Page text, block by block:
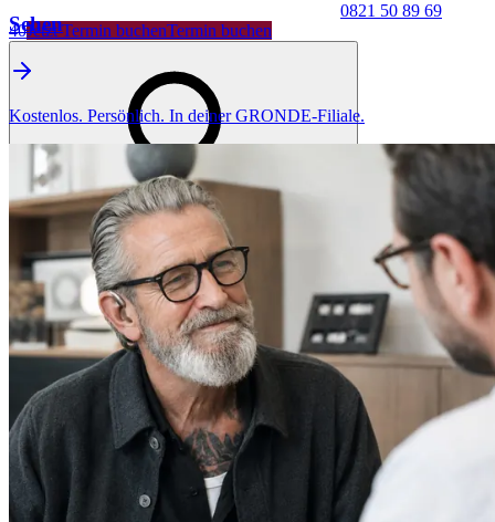
0821 50 89 69
40Jetzt Termin buchenTermin buchen
Sehen
Kostenlos. Persönlich. In deiner GRONDE-Filiale.